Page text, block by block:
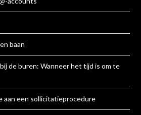
baan
de buren: Wanneer het tijd is om te
aan een sollicitatieprocedure